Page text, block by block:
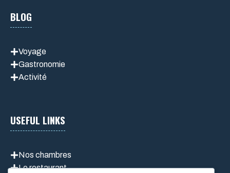
BLOG
Voyage
Gastronomie
Activité
USEFUL LINKS
Nos chambres
Le restaurant